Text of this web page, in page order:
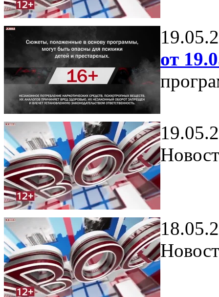
от